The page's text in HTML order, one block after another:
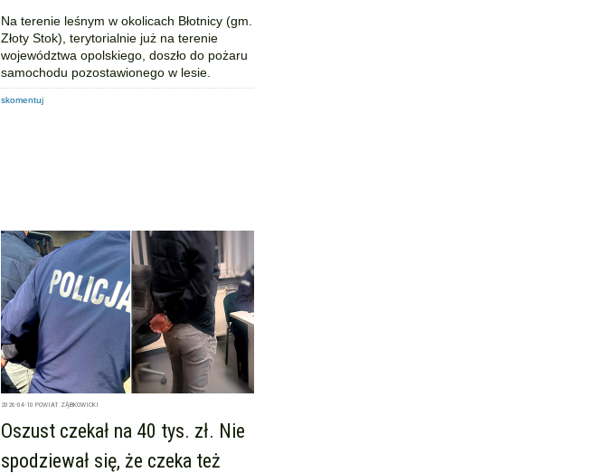
Na terenie leśnym w okolicach Błotnicy (gm.
Złoty Stok), terytorialnie już na terenie
województwa opolskiego, doszło do pożaru
samochodu pozostawionego w lesie.
skomentuj
2026-04-10 POWIAT ZĄBKOWICKI
Oszust czekał na 40 tys. zł. Nie
spodziewał się, że czeka też